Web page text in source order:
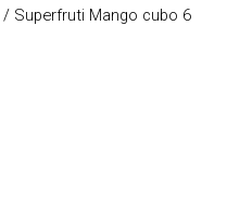
/ Superfruti Mango cubo 6